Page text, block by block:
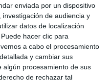
enviada por un dispositivo
de audiencia y
datos de localización
hacer clic para
a cabo el procesamiento
y cambiar sus
algún procesamiento de sus
de rechazar tal